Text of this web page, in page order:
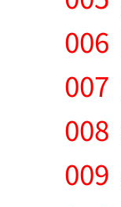
006
007
008
009